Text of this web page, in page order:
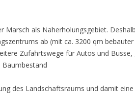
Marsch als Naherholungsgebiet.
ab (mit ca. 3200 qm
Zufahrtswege für Autos und Busse,
Baumbestand
des Landschaftsraums und damit eine